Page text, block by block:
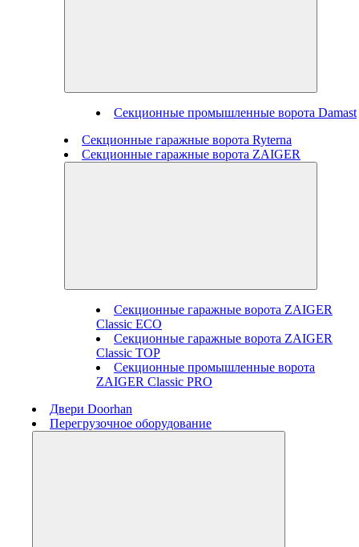
Секционные промышленные ворота Damast
Секционные гаражные ворота Ryterna
Секционные гаражные ворота ZAIGER
Секционные гаражные ворота ZAIGER
Classic ECO
Секционные гаражные ворота ZAIGER
Classic TOP
Секционные промышленные ворота
ZAIGER Classic PRO
Двери Doorhan
Перегрузочное оборудование